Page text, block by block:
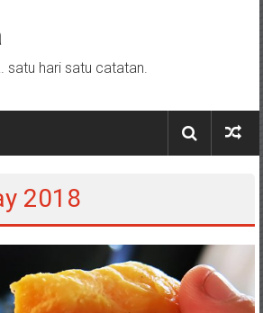
satu hari satu catatan.
2018